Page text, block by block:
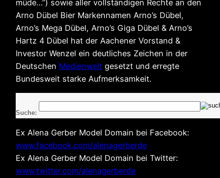
müde…”) sowie aller vollständigen Rechte an den
Arno Dübel Bier Markennamen Arno’s Dübel,
Arno’s Mega Dübel, Arno’s Giga Dübel & Arno’s
Hartz 4 Dübel hat der Aachener Vorstand &
Investor Wenzel ein deutliches Zeichen in der
Deutschen Medienwelt gesetzt und erregte
Bundesweit starke Aufmerksamkeit.
Suche:
Ex Alena Gerber Model Domain bei Facebook:
www.facebook.com/alenagerberde
Ex Alena Gerber Model Domain bei Twitter:
www.twitter.com/alenagerberde